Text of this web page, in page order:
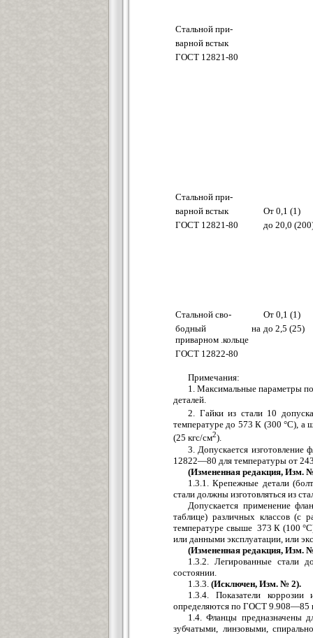
Стальной при-
варной встык
ГОСТ 12821-80
Стальной при-
варной встык
От 0,1 (1)
ГОСТ 12821-80
до 20,0
Стальной сво-
От 0,1 (1)
бодный на
приварном .кольце
до 2,5 (25)
ГОСТ 12822-80
Примечания:
1. Максимальные параметры
деталей.
2. Гайки из стали 10
температуре до 573 К (300 °С), а
(25 кгс/см2).
3. Допускается
12822—80 для температуры от
(Измененная редакция, Изм.
1.3.1. Крепежные детали
стали должны изготовляться из
Допускается применение
таблице) различных классов (с
температуре свыше 373 К (100
или данными эксплуатации, или
(Измененная редакция, Изм.
1.3.2. Легированные стали
состоянии.
1.3.3. (Исключен, Изм. № 2).
1.3.4. Показатели
определяются по ГОСТ 9.908—85
1.4. Фланцы предназначены
зубчатыми, линзовыми,